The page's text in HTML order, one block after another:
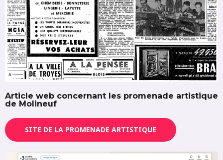
Article web concernant les promenade artistique
de Molineuf
SITE DE LA PROMENADE ARTISTIQUE